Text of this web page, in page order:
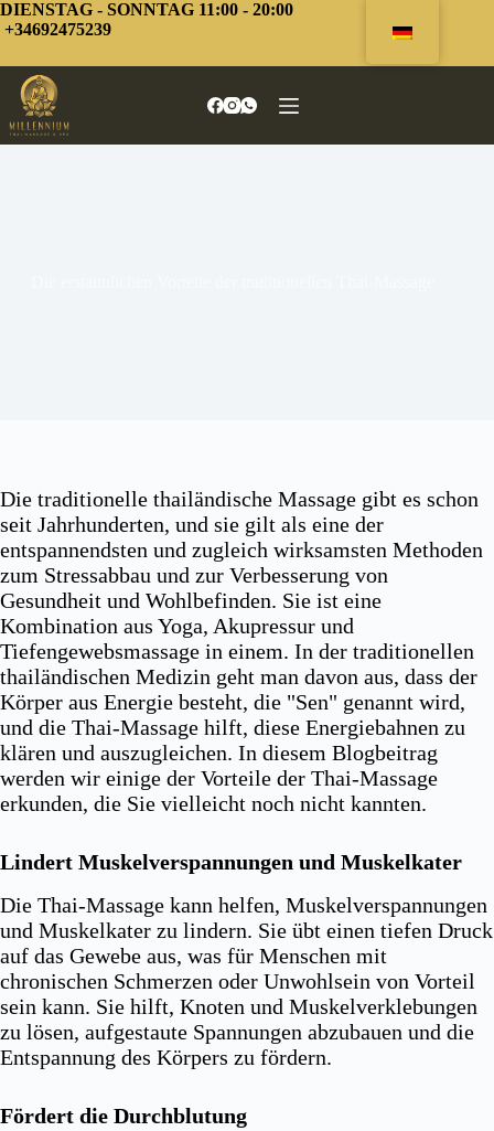
Zum
Inhalt
DIENSTAG - SONNTAG 11:00 - 20:00
+34692475239
Die traditionelle thailändische Massage gibt es schon
seit Jahrhunderten, und sie gilt als eine der
entspannendsten und zugleich wirksamsten Methoden
zum Stressabbau und zur Verbesserung von
Gesundheit und Wohlbefinden. Sie ist eine
Kombination aus Yoga, Akupressur und
Tiefengewebsmassage in einem. In der traditionellen
thailändischen Medizin geht man davon aus, dass der
Körper aus Energie besteht, die "Sen" genannt wird,
und die Thai-Massage hilft, diese Energiebahnen zu
klären und auszugleichen. In diesem Blogbeitrag
werden wir einige der Vorteile der Thai-Massage
erkunden, die Sie vielleicht noch nicht kannten.
Lindert Muskelverspannungen und Muskelkater
Die Thai-Massage kann helfen, Muskelverspannungen
und Muskelkater zu lindern. Sie übt einen tiefen Druck
auf das Gewebe aus, was für Menschen mit
chronischen Schmerzen oder Unwohlsein von Vorteil
sein kann. Sie hilft, Knoten und Muskelverklebungen
zu lösen, aufgestaute Spannungen abzubauen und die
Entspannung des Körpers zu fördern.
Fördert die Durchblutung